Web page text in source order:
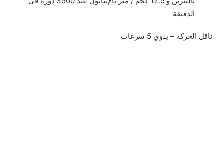
الدقيقة
ناقل الحركة – يدوي 5 سرعات